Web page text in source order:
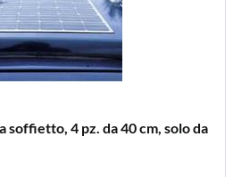
soffietto, 4 pz. da 40 cm, solo da